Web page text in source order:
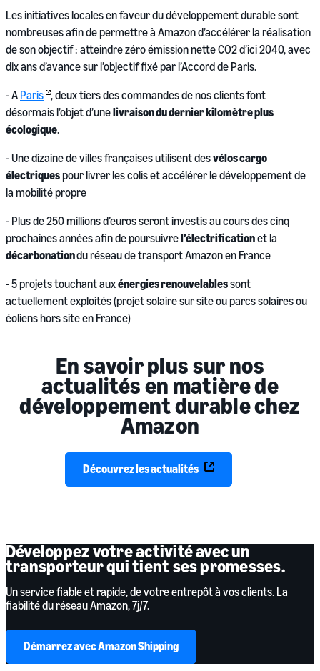
Les initiatives locales en faveur du développement durable sont
nombreuses afin de permettre à Amazon d’accélérer la réalisation
de son objectif : atteindre zéro émission nette CO2 d’ici 2040, avec
dix ans d’avance sur l’objectif fixé par l’Accord de Paris.
- A Paris , deux tiers des commandes de nos clients font
désormais l’objet d’unelivraison du dernier kilomètre plus
écologique.
- Une dizaine de villes françaises utilisent desvélos cargo
électriquespour livrer les colis et accélérer le développement de
la mobilité propre
- Plus de 250 millions d’euros seront investis au cours des cinq
prochaines années afin de poursuivrel’électrificationet la
décarbonationdu réseau de transport Amazon en France
- 5 projets touchant auxénergies renouvelablessont
actuellement exploités (projet solaire sur site ou parcs solaires ou
éoliens hors site en France)
En savoir plus sur nos
actualités en matière de
développement durable chez
Amazon
Découvrez les actualités
Développez votre activité avec un
transporteur qui tient ses promesses.
Un service fiable et rapide, de votre entrepôt à vos clients. La
fiabilité du réseau Amazon, 7j/7.
Démarrez avec Amazon Shipping